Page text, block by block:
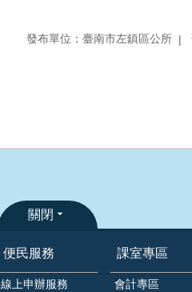
發布單位：臺南市左鎮區公所
關閉
便民服務
線上申辦服務
課室專區
會計專區